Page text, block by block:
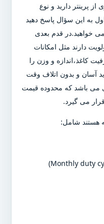
از پرینتر دارید و نوع
به این سؤال پاسخ دهید
خواهید.در قدم بعدی
دارند مثل امکانات
کاغذ،اندازه و وزن را
آسان و بدون اتلاف وقت
می باشد که محدوده قیمت
می گیرد.
هستند شامل: